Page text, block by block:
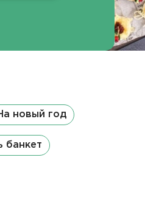
новый год
банкет